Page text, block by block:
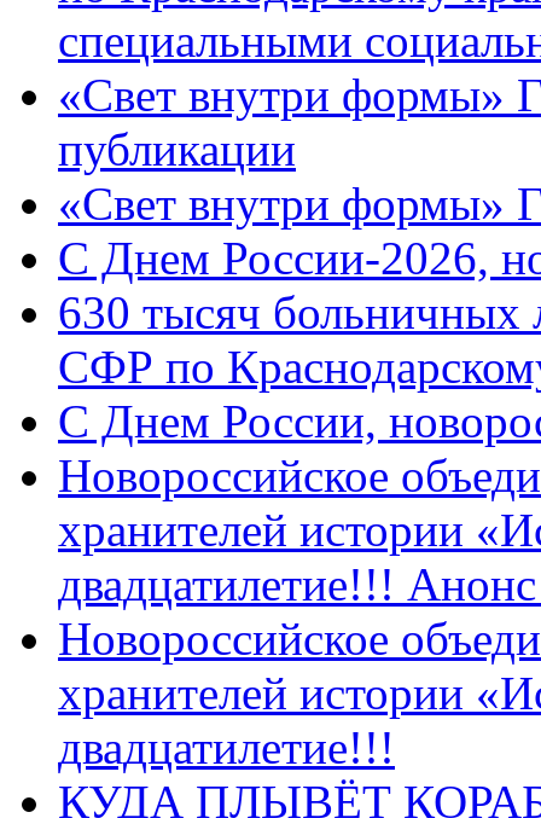
специальными
«Свет внутри формы»
публикации
«Свет внутри формы»
C Днем России-2026,
630 тысяч больничных
СФР по
C Днем России,
Новороссийское
хранителей истории
двадцатилетие!!!
Новороссийское
хранителей истории
двадцатилетие!!!
КУДА ПЛЫВЁТ